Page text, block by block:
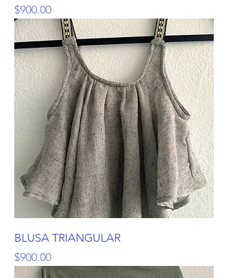
Precio
$900.00
BLUSA TRIANGULAR
Precio
$900.00